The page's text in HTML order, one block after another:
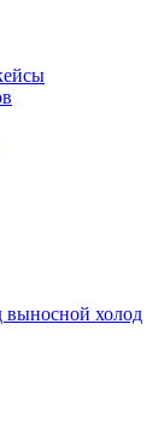
выносной холод